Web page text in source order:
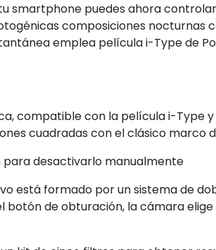
smartphone puedes ahora
composiciones nocturnas
emplea película i-Type de
compatible con la película i-Type y
cuadradas con el clásico marco
desactivarlo manualmente
está formado por un sistema de
botón de obturación, la cámara